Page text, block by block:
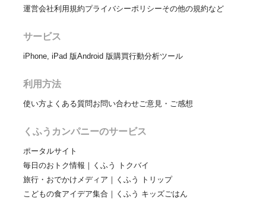
運営会社利用規約プライバシーポリシーその他の規約など
サービス
iPhone, iPad 版Android 版購買行動分析ツール
利用方法
使い方よくある質問お問い合わせご意見・ご感想
くふうカンパニーのサービス
ポータルサイト
毎日のおトク情報｜くふう トクバイ
旅行・おでかけメディア｜くふう トリップ
こどもの食アイデア集合｜くふう キッズごはん